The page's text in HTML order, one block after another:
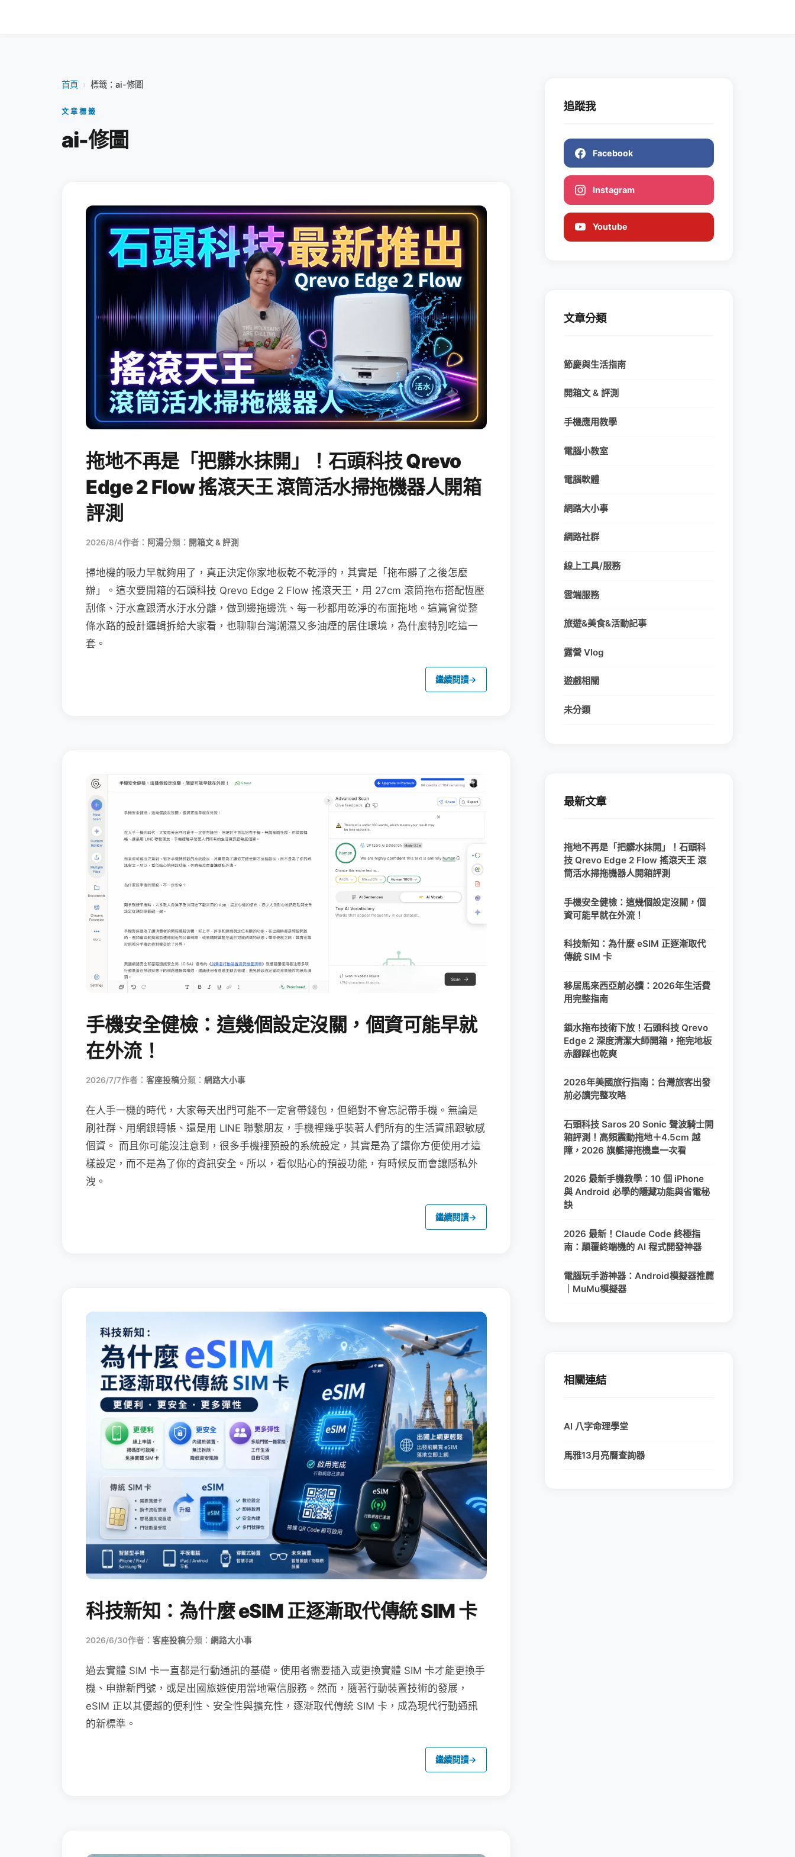
首頁 › 標籤：ai-修圖
文章標籤
ai-修圖
拖地不再是「把髒水抹開」！石頭科技 Qrevo
Edge 2 Flow 搖滾天王 滾筒活水掃拖機器人開箱
評測
2026/8/4作者： 阿湯分類： 開箱文 & 評測
掃地機的吸力早就夠用了，真正決定你家地板乾不乾淨的，其實是「拖布髒了之後怎麼
辦」。這次要開箱的石頭科技 Qrevo Edge 2 Flow 搖滾天王，用 27cm 滾筒拖布搭配恆壓
刮條、汙水盒跟清水汙水分離，做到邊拖邊洗、每一秒都用乾淨的布面拖地。這篇會從整
條水路的設計邏輯拆給大家看，也聊聊台灣潮濕又多油煙的居住環境，為什麼特別吃這一
套。
繼續閱讀→
手機安全健檢：這幾個設定沒關，個資可能早就
在外流！
2026/7/7作者： 客座投稿分類： 網路大小事
在人手一機的時代，大家每天出門可能不一定會帶錢包，但絕對不會忘記帶手機。無論是
刷社群、用網銀轉帳、還是用 LINE 聯繫朋友，手機裡幾乎裝著人們所有的生活資訊跟敏感
個資。 而且你可能沒注意到，很多手機裡預設的系統設定，其實是為了讓你方便使用才這
樣設定，而不是為了你的資訊安全。所以，看似貼心的預設功能，有時候反而會讓隱私外
洩。
繼續閱讀→
科技新知：為什麼 eSIM 正逐漸取代傳統 SIM 卡
2026/6/30作者： 客座投稿分類： 網路大小事
過去實體 SIM 卡一直都是行動通訊的基礎。使用者需要插入或更換實體 SIM 卡才能更換手
機、申辦新門號，或是出國旅遊使用當地電信服務。然而，隨著行動裝置技術的發展，
eSIM 正以其優越的便利性、安全性與擴充性，逐漸取代傳統 SIM 卡，成為現代行動通訊
的新標準。
繼續閱讀→
追蹤我
Facebook
Instagram
Youtube
文章分類
節慶與生活指南
開箱文 & 評測
手機應用教學
電腦小教室
電腦軟體
網路大小事
網路社群
線上工具/服務
雲端服務
旅遊&美食&活動記事
露營 Vlog
遊戲相關
未分類
最新文章
拖地不再是「把髒水抹開」！石頭科
技 Qrevo Edge 2 Flow 搖滾天王 滾
筒活水掃拖機器人開箱評測
手機安全健檢：這幾個設定沒關，個
資可能早就在外流！
科技新知：為什麼 eSIM 正逐漸取代
傳統 SIM 卡
移居馬來西亞前必讀：2026年生活費
用完整指南
鎖水拖布技術下放！石頭科技 Qrevo
Edge 2 深度清潔大師開箱，拖完地板
赤腳踩也乾爽
2026年美國旅行指南：台灣旅客出發
前必讀完整攻略
石頭科技 Saros 20 Sonic 聲波騎士開
箱評測！高頻震動拖地＋4.5cm 越
障，2026 旗艦掃拖機皇一次看
2026 最新手機教學：10 個 iPhone
與 Android 必學的隱藏功能與省電秘
訣
2026 最新！Claude Code 終極指
南：顛覆終端機的 AI 程式開發神器
電腦玩手游神器：Android模擬器推薦
｜MuMu模擬器
相關連結
AI 八字命理學堂
馬雅13月亮曆查詢器